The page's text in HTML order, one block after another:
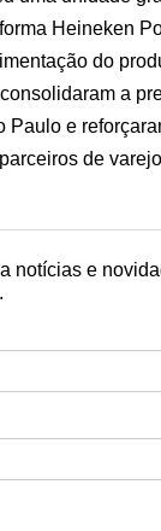
Heineken
do
a
Paulo e
de
notícias e